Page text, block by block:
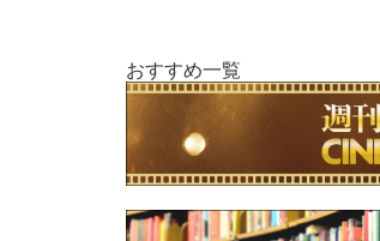
おすすめ一覧